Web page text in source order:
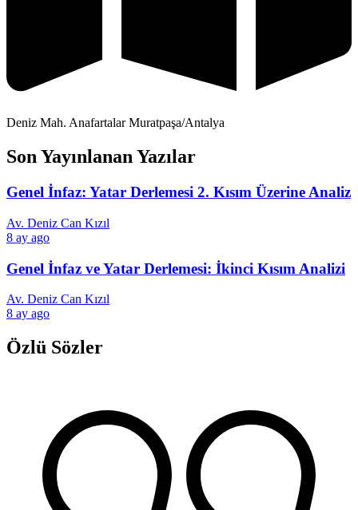
Deniz Mah. Anafartalar Muratpaşa/Antalya
Son Yayınlanan Yazılar
Genel İnfaz: Yatar Derlemesi 2. Kısım Üzerine Analiz
Av. Deniz Can Kızıl
8 ay ago
Genel İnfaz ve Yatar Derlemesi: İkinci Kısım Analizi
Av. Deniz Can Kızıl
8 ay ago
Özlü Sözler